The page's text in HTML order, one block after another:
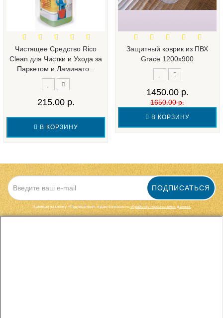
Чистящее Средство Rico
Clean для Чистки и Ухода за
Паркетом и Ламинато...
215.00 р.
В КОРЗИНУ
Защитный коврик из ПВХ
Grace 1200х900
1450.00 р.
1650.00 р.
В КОРЗИНУ
ПОДПИСАТЬСЯ
Нажимая на кнопку «Подписаться», я даю cогласие на обработку персональных данных.